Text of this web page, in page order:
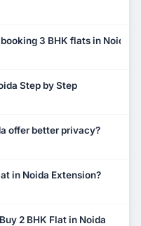
3 BHK flats in Noida?
Step by Step
offer better privacy?
in Noida Extension?
2 BHK Flat in Noida